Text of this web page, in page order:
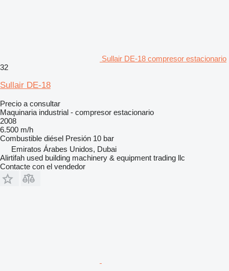
Sullair DE-18 compresor estacionario
32
Sullair DE-18
Precio a consultar
Maquinaria industrial - compresor estacionario
2008
6.500 m/h
Combustible diésel Presión 10 bar
Emiratos Árabes Unidos, Dubai
Alirtifah used building machinery & equipment trading llc
Contacte con el vendedor